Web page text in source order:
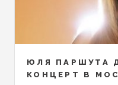
ЮЛЯ ПАРШУТА
КОНЦЕРТ В